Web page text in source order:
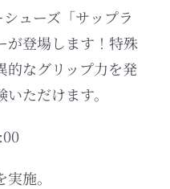
ューズ「サップラ
登場します！ 特殊
的なグリップ力を発
ただけます。
施。